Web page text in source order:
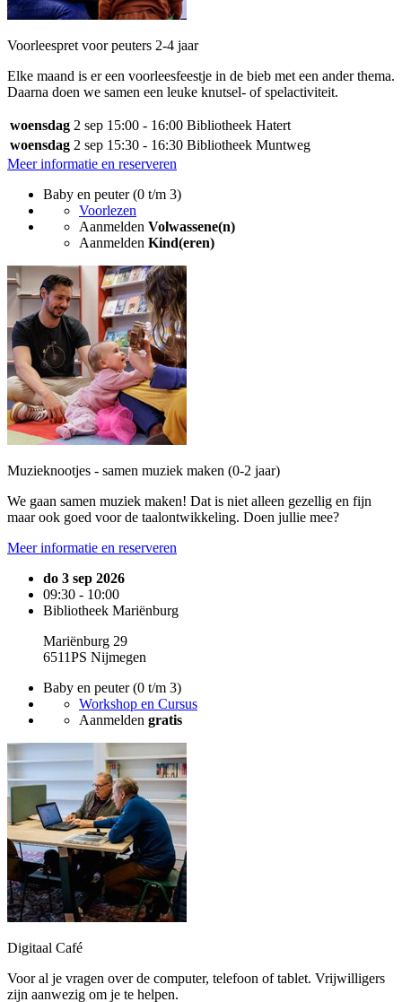
Voorleespret voor peuters 2-4 jaar
Elke maand is er een voorleesfeestje in de bieb met een ander thema.
Daarna doen we samen een leuke knutsel- of spelactiviteit.
woensdag 2 sep 15:00 - 16:00 Bibliotheek Hatert
woensdag 2 sep 15:30 - 16:30 Bibliotheek Muntweg
Meer informatie en reserveren
Baby en peuter (0 t/m 3)
Voorlezen
Aanmelden Volwassene(n)
Aanmelden Kind(eren)
Muzieknootjes - samen muziek maken (0-2 jaar)
We gaan samen muziek maken! Dat is niet alleen gezellig en fijn
maar ook goed voor de taalontwikkeling. Doen jullie mee?
Meer informatie en reserveren
do 3 sep 2026
09:30 - 10:00
Bibliotheek Mariënburg
Mariënburg 29
6511PS Nijmegen
Baby en peuter (0 t/m 3)
Workshop en Cursus
Aanmelden gratis
Digitaal Café
Voor al je vragen over de computer, telefoon of tablet. Vrijwilligers
zijn aanwezig om je te helpen.